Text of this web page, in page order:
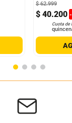
$ 40.200 -
$ 62.999
Cuota de